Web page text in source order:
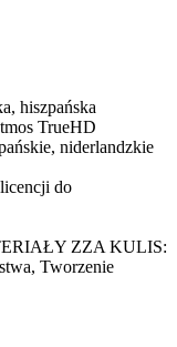
hiszpańska
TrueHD
niderlandzkie
do
ZZA KULIS:
Tworzenie